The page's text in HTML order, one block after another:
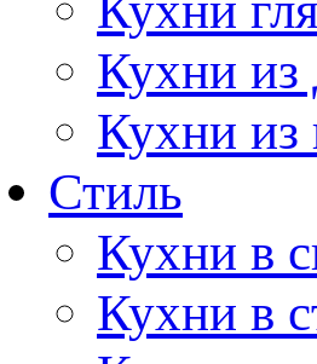
Кухни
Кухни
Стиль
Кухни в
Кухни в